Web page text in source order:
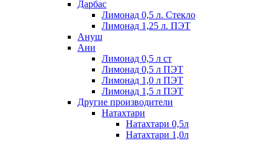
Дарбас
Лимонад 0,5 л. Стекло
Лимонад 1,25 л. ПЭТ
Ануш
Ани
Лимонад 0,5 л ст
Лимонад 0,5 л ПЭТ
Лимонад 1,0 л ПЭТ
Лимонад 1,5 л ПЭТ
Другие производители
Натахтари
Натахтари 0,5л
Натахтари 1,0л